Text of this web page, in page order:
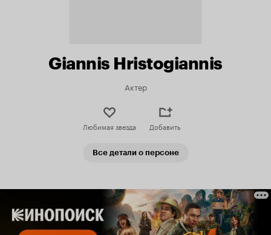
Giannis Hristogiannis
Актер
Любимая звезда Добавить
Все детали о персоне